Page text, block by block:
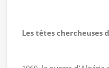
Les têtes chercheuses